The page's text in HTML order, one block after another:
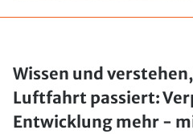
Wissen und
Luftfahrt passiert:
Entwicklung mehr -